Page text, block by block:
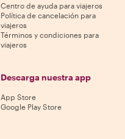
Centro de ayuda para viajeros
Política de cancelación para
viajeros
Términos y condiciones para
viajeros
Descarga nuestra app
App Store
Google Play Store